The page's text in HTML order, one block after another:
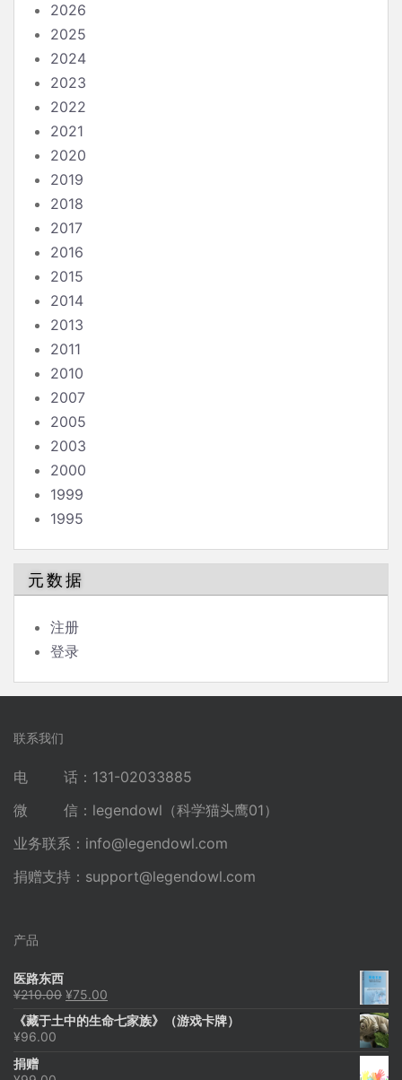
2026
2025
2024
2023
2022
2021
2020
2019
2018
2017
2016
2015
2014
2013
2011
2010
2007
2005
2003
2000
1999
1995
元数据
注册
登录
联系我们
电 话：131-02033885
微 信：legendowl（科学猫头鹰01）
业务联系： info@legendowl.com
捐赠支持： support@legendowl.com
产品
医路东西
¥210.00 原
为：
¥75.00
价
《藏于土中的生命七家族》（游戏卡牌）
¥96.00
捐赠